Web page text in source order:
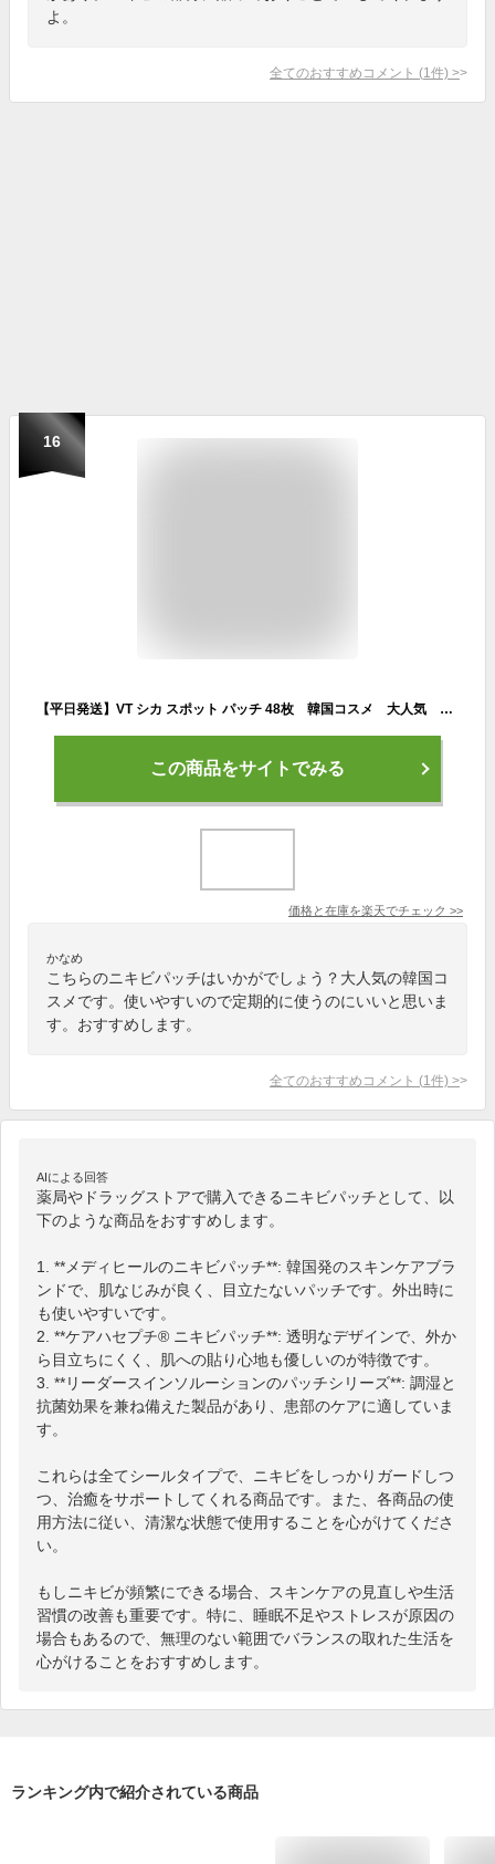
よ。
全てのおすすめコメント (1 件) >
16
【平日発送】VT シカ スポット パッチ 48枚 韓国コスメ 大人気 ニキビパッチ ニキビケア CICA
この商品をサイトでみる
価格と在庫を楽天でチェック >>
かなめ
こちらのニキビパッチはいかがでしょう？大人気の韓国コ
スメです。使いやすいので定期的に使うのにいいと思いま
す。おすすめします。
全てのおすすめコメント (1 件) >
AIによる回答
薬局やドラッグストアで購入できるニキビパッチとして、以
下のような商品をおすすめします。
1. **メディヒールのニキビパッチ**: 韓国発のスキンケアブラ
ンドで、肌なじみが良く、目立たないパッチです。外出時に
も使いやすいです。
2. **ケアハセプチ® ニキビパッチ**: 透明なデザインで、外か
ら目立ちにくく、肌への貼り心地も優しいのが特徴です。
3. **リーダースインソルーションのパッチシリーズ**: 調湿と
抗菌効果を兼ね備えた製品があり、患部のケアに適していま
す。
これらは全てシールタイプで、ニキビをしっかりガードしつ
つ、治癒をサポートしてくれる商品です。また、各商品の使
用方法に従い、清潔な状態で使用することを心がけてくださ
い。
もしニキビが頻繁にできる場合、スキンケアの見直しや生活
習慣の改善も重要です。特に、睡眠不足やストレスが原因の
場合もあるので、無理のない範囲でバランスの取れた生活を
心がけることをおすすめします。
ランキング内で紹介されている商品